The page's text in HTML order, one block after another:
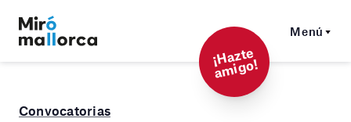
Menú
¡
Hazt
e
a
mi
g
o!
Convocatorias